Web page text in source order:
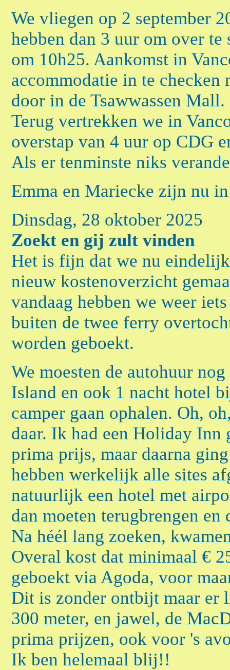
We vliegen op 2 september
hebben dan 3 uur om over
om 10h25. Aankomst in
accommodatie in te
door in de Tsawwassen Mall.
Terug vertrekken we in
overstap van 4 uur op CDG
Als er tenminste niks
Emma en Mariecke zijn nu
Dinsdag, 28 oktober 2025
Zoekt en gij zult vinden
Het is fijn dat we nu
nieuw kostenoverzicht
vandaag hebben we weer
buiten de twee ferry
worden geboekt.
We moesten de autohuur
Island en ook 1 nacht hotel
camper gaan ophalen. Oh,
daar. Ik had een Holiday
prima prijs, maar daarna
hebben werkelijk alle sites
natuurlijk een hotel met
dan moeten terugbrengen
Na héél lang zoeken,
Overal kost dat minimaal €
geboekt via Agoda, voor
Dit is zonder ontbijt maar er
300 meter, en jawel, de
prima prijzen, ook voor 's
Ik ben helemaal blij!!